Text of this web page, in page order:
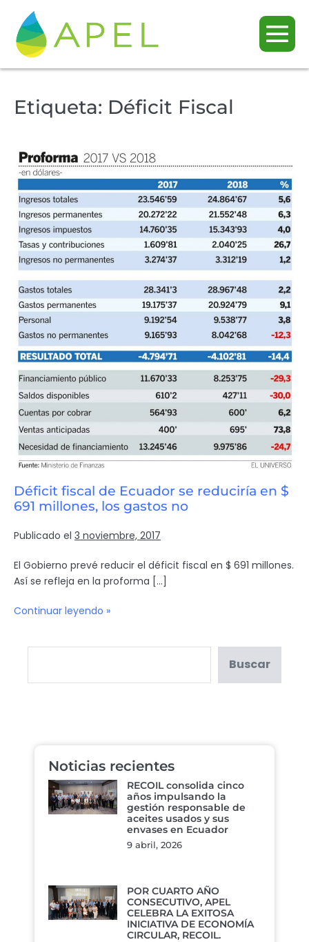
Etiqueta: Déficit Fiscal
Déficit fiscal de Ecuador se reduciría en $
691 millones, los gastos no
Publicado el 3 noviembre, 2017
El Gobierno prevé reducir el déficit fiscal en $ 691 millones.
Así se refleja en la proforma […]
Continuar leyendo »
Buscar
Noticias recientes
RECOIL consolida cinco
años impulsando la
gestión responsable de
aceites usados y sus
envases en Ecuador
9 abril, 2026
POR CUARTO AÑO
CONSECUTIVO, APEL
CELEBRA LA EXITOSA
INICIATIVA DE ECONOMÍA
CIRCULAR, RECOIL.